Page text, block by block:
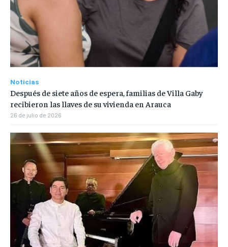
Noticias
Después de siete años de espera, familias de Villa Gaby
recibieron las llaves de su vivienda en Arauca
26 de julio de 2026